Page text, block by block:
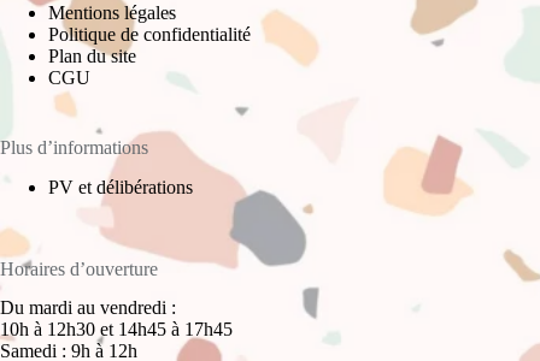
Mentions légales
Politique de confidentialité
Plan du site
CGU
Plus d’informations
PV et délibérations
Horaires d’ouverture
Du mardi au vendredi :
10h à 12h30 et 14h45 à 17h45
Samedi : 9h à 12h